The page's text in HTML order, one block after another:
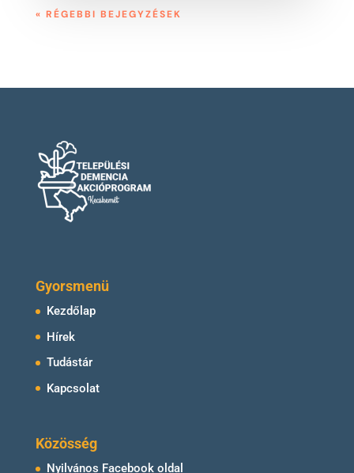
« RÉGEBBI BEJEGYZÉSEK
Gyorsmenü
Kezdőlap
Hírek
Tudástár
Kapcsolat
Közösség
Nyilvános Facebook oldal